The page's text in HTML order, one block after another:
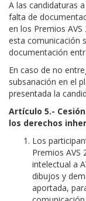
A las candidaturas
falta de
en los Premios
esta comunicación
documentación
En caso de no
subsanación en el
presentada la
Artículo 5.-
los derechos
Los
Premios AVS
intelectual a
dibujos y
aportada,